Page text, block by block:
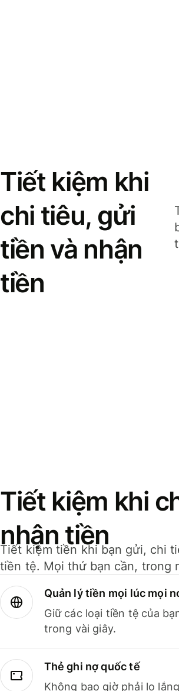
Tiết kiệm khi
chi tiêu, gửi
tiền và nhận
tiền
Tiết kiệm khi
nhận tiền
Tiết kiệm tiền khi bạn gửi, chi
tiền tệ. Mọi thứ bạn cần, trong
Quản lý tiền mọi lúc mọi
Giữ các loại tiền tệ của
trong vài giây.
Thẻ ghi nợ quốc tế
Không bao giờ phải lo